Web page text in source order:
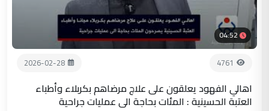
04:52
4761
2026-02-28
اهالي الفهود يعلقون على علاج مرضاهم بكربلاء وأطباء
العتبة الحسينية : المئات بحاجة الى عمليات جراحية